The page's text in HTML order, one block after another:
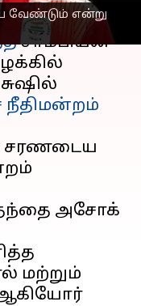
வேண்டும் என்று
சாம்பியன்
நீதிமன்றம்
சரணடைய
தந்தை அசோக்
மற்றும்
ஆகியோர்